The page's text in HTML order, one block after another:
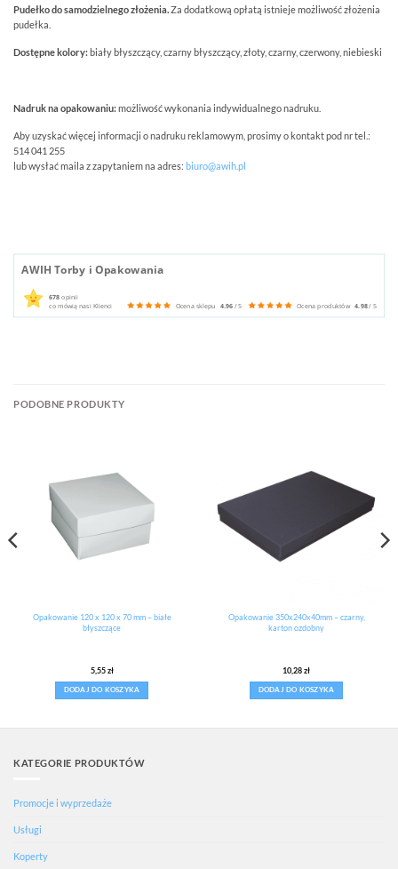
Pudełko do samodzielnego złożenia.Za dodatkową opłatą istnieje możliwość złożenia
pudełka.
Dostępne kolory: biały błyszczący, czarny błyszczący, złoty, czarny, czerwony, niebieski
Nadruk na opakowaniu:możliwość wykonania indywidualnego nadruku.
Aby uzyskać więcej informacji o nadruku reklamowym, prosimy o kontakt pod nr tel.:
514 041 255
lub wysłać maila z zapytaniem na adres: biuro@awih.pl
AWIH Torby i Opakowania
678 opinii
co mówią nasi Klienci
Ocena sklepu 4.96/ 5 Ocena produktów 4.98/ 5
PODOBNE PRODUKTY
Opakowanie 120 x 120 x 70 mm – białe
błyszczące
5,55zł
DODAJ DO KOSZYKA
Opakowanie 350x240x40mm – czarny,
karton ozdobny
10,28zł
DODAJ DO KOSZYKA
KATEGORIE PRODUKTÓW
Promocje i wyprzedaże
Usługi
Koperty